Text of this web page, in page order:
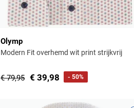
Olymp
Modern Fit overhemd wit print strijkvrij
€ 79,95 € 39,98 - 50%